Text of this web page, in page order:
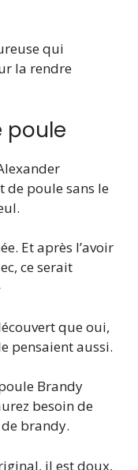
qui
la rendre
poule
de poule sans le
Et après l’avoir
ce serait
que oui,
pensaient aussi.
Brandy
besoin de
brandy.
il est doux,